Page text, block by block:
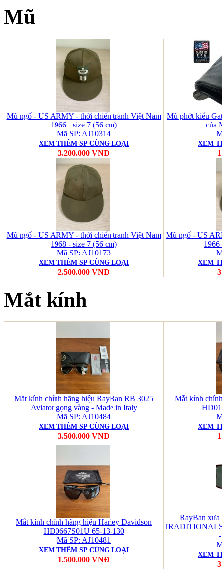
Mũ
Mũ ngố - US ARMY - thời chiến tranh Việt Nam
1966 - size 7 (56 cm)
Mã SP: AJ10314
XEM THÊM SP CÙNG LOẠI
3.200.000 VNĐ
Mũ phớt kiểu
của
XEM
Mũ ngố - US ARMY - thời chiến tranh Việt Nam
1968 - size 7 (56 cm)
Mã SP: AJ10173
XEM THÊM SP CÙNG LOẠI
2.500.000 VNĐ
Mũ ngố - US
1966
XEM
Mắt kính
Mắt kính chính hãng hiệu RayBan RB 3025
Aviator gọng vàng - Made in Italy
Mã SP: AJ10484
XEM THÊM SP CÙNG LOẠI
3.500.000 VNĐ
Mắt kính
XEM
Mắt kính chính hãng hiệu Harley Davidson
HD0667S01U 65-13-130
Mã SP: AJ10481
XEM THÊM SP CÙNG LOẠI
1.500.000 VNĐ
RayBan
XEM